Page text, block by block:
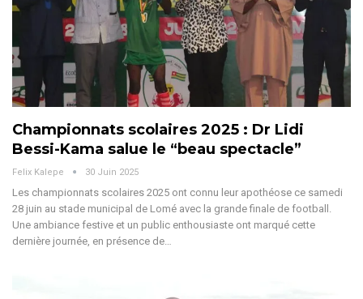
Championnats scolaires 2025 : Dr Lidi
Bessi-Kama salue le “beau spectacle”
Felix Kalepe 30 Juin 2025
Les championnats scolaires 2025 ont connu leur apothéose ce samedi
28 juin au stade municipal de Lomé avec la grande finale de football.
Une ambiance festive et un public enthousiaste ont marqué cette
dernière journée, en présence de